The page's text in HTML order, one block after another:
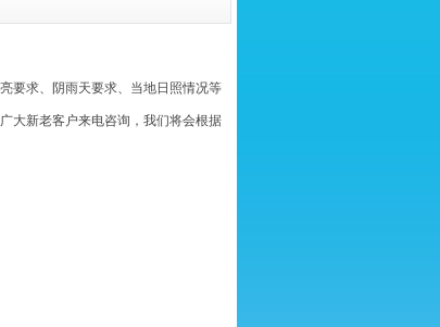
要求、阴雨天要求、当地日照情况等
大新老客户来电咨询，我们将会根据